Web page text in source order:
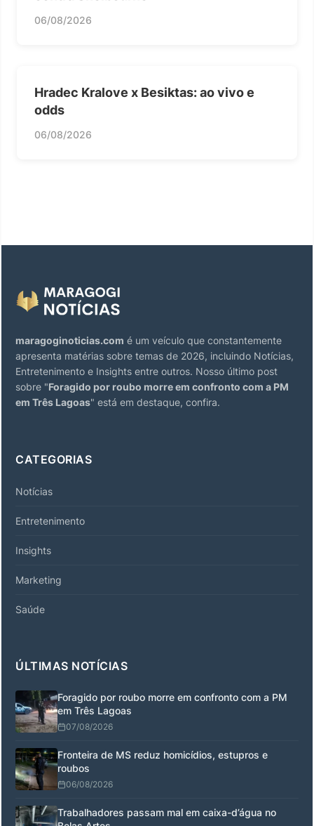
06/08/2026
Hradec Kralove x Besiktas: ao vivo e
odds
06/08/2026
maragoginoticias.com é um veículo que constantemente
apresenta matérias sobre temas de 2026, incluindo Notícias,
Entretenimento e Insights entre outros. Nosso último post
sobre "Foragido por roubo morre em confronto com a PM
em Três Lagoas" está em destaque, confira.
CATEGORIAS
Notícias
Entretenimento
Insights
Marketing
Saúde
ÚLTIMAS NOTÍCIAS
Foragido por roubo morre em confronto com a PM
em Três Lagoas
07/08/2026
Fronteira de MS reduz homicídios, estupros e
roubos
06/08/2026
Trabalhadores passam mal em caixa-d’água no